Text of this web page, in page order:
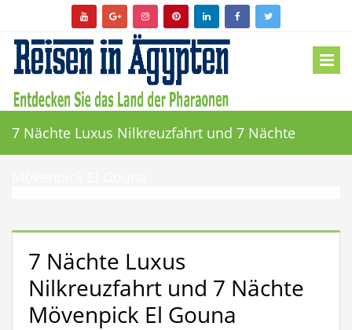
7 Nächte Luxus Nilkreuzfahrt und 7 Nächte
7 Nächte Luxus
Nilkreuzfahrt und 7 Nächte
Mövenpick El Gouna